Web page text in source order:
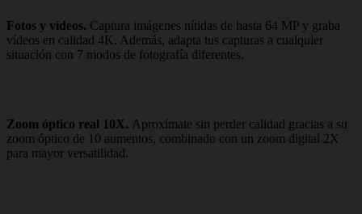
Fotos y vídeos. Captura imágenes nítidas de hasta 64 MP y graba
vídeos en calidad 4K. Además, adapta tus capturas a cualquier
situación con 7 modos de fotografía diferentes.
Zoom óptico real 10X. Aproxímate sin perder calidad gracias a su
zoom óptico de 10 aumentos, combinado con un zoom digital 2X
para mayor versatilidad.